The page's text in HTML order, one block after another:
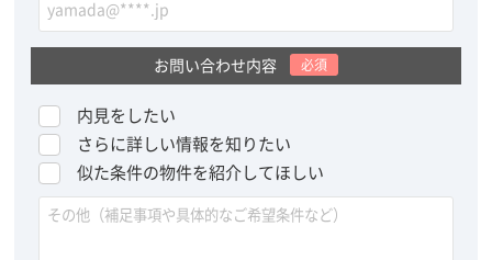
お問い合わせ内容 必須
内見をしたい
さらに詳しい情報を知りたい
似た条件の物件を紹介してほしい